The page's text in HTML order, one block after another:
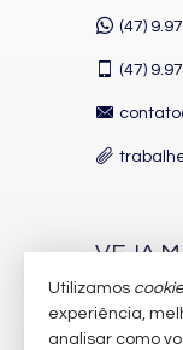
(47)
(47)
VEJA
receba
Utilizamos
experiência,
analisar como